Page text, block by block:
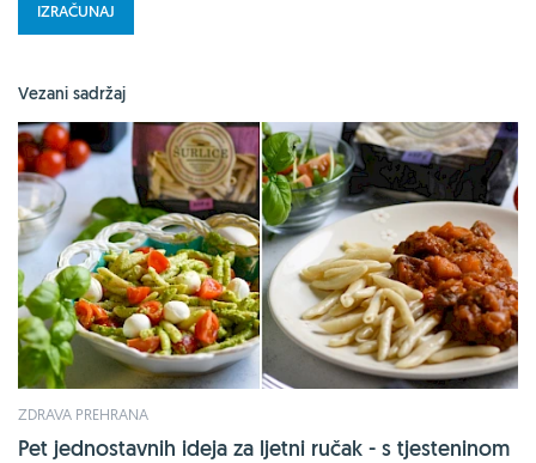
IZRAČUNAJ
Vezani sadržaj
ZDRAVA PREHRANA
Pet jednostavnih ideja za ljetni ručak - s tjesteninom